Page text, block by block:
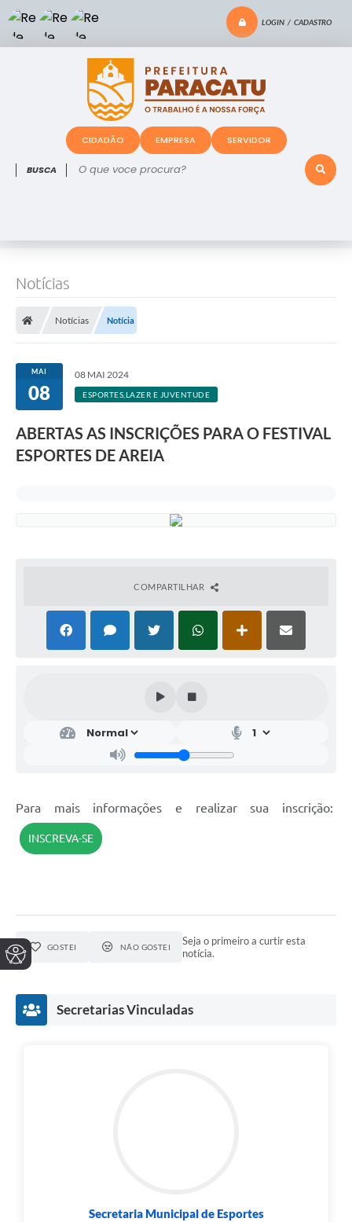
LOGIN / CADASTRO
O que voce procura?
CIDADÃO EMPRESA SERVIDOR
Notícias
Notícias Notícia
MAI
08
08 MAI 2024
ESPORTES,LAZER E JUVENTUDE
ABERTAS AS INSCRIÇÕES PARA O FESTIVAL
ESPORTES DE AREIA
COMPARTILHAR
Para mais informações e realizar sua inscrição:
INSCREVA-SE
GOSTEI NÃO GOSTEI
Seja o primeiro a curtir esta
notícia.
Secretarias Vinculadas
Secretaria Municipal de Esportes